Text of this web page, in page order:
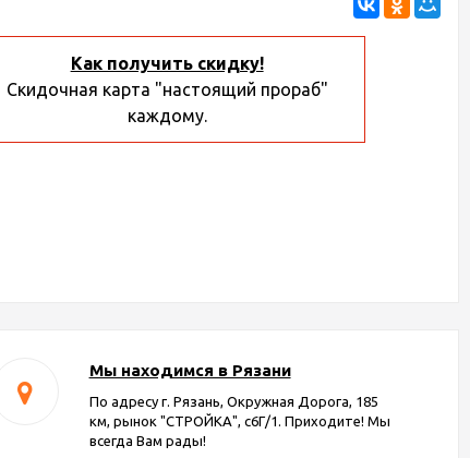
Как получить скидку!
Скидочная карта "настоящий прораб"
каждому.
Мы находимся в Рязани
По адресу г. Рязань, Окружная Дорога, 185
км, рынок "СТРОЙКА", с6Г/1. Приходите! Мы
всегда Вам рады!